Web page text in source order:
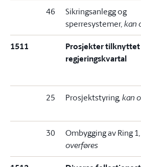
46
Sikringsanlegg og
sperresystemer, kan
1511
Prosjekter
regjeringskvartal
25 Prosjektstyring, kan
30 Ombygging av Ring 1
overføres